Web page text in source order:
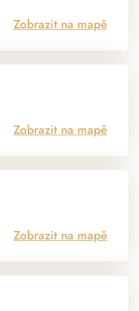
Zobrazit na mapě
Zobrazit na mapě
Zobrazit na mapě